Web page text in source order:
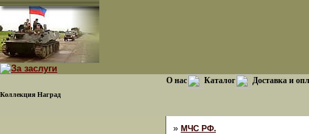
Коллекция Наград
О нас Каталог Доставка и
» МЧС РФ.